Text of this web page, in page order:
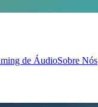
de ÁudioSobre Nós